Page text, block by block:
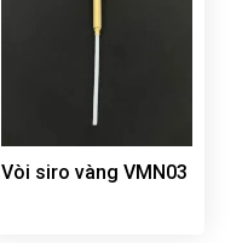
Vòi siro vàng VMN03